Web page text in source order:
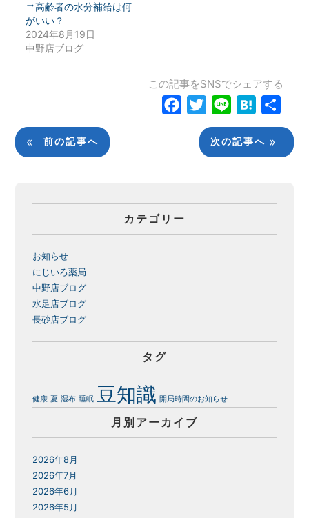
高齢者の水分補給は何
がいい？
2024年8月19日
中野店ブログ
この記事をSNSでシェアする
FacebookTwitterLine Hatena
有
« 前の記事へ 次の記事へ »
カテゴリー
お知らせ
にじいろ薬局
中野店ブログ
水足店ブログ
長砂店ブログ
タグ
健康 夏 湿布 睡眠 豆知識 開局時間のお知らせ
月別アーカイブ
2026年8月
2026年7月
2026年6月
2026年5月